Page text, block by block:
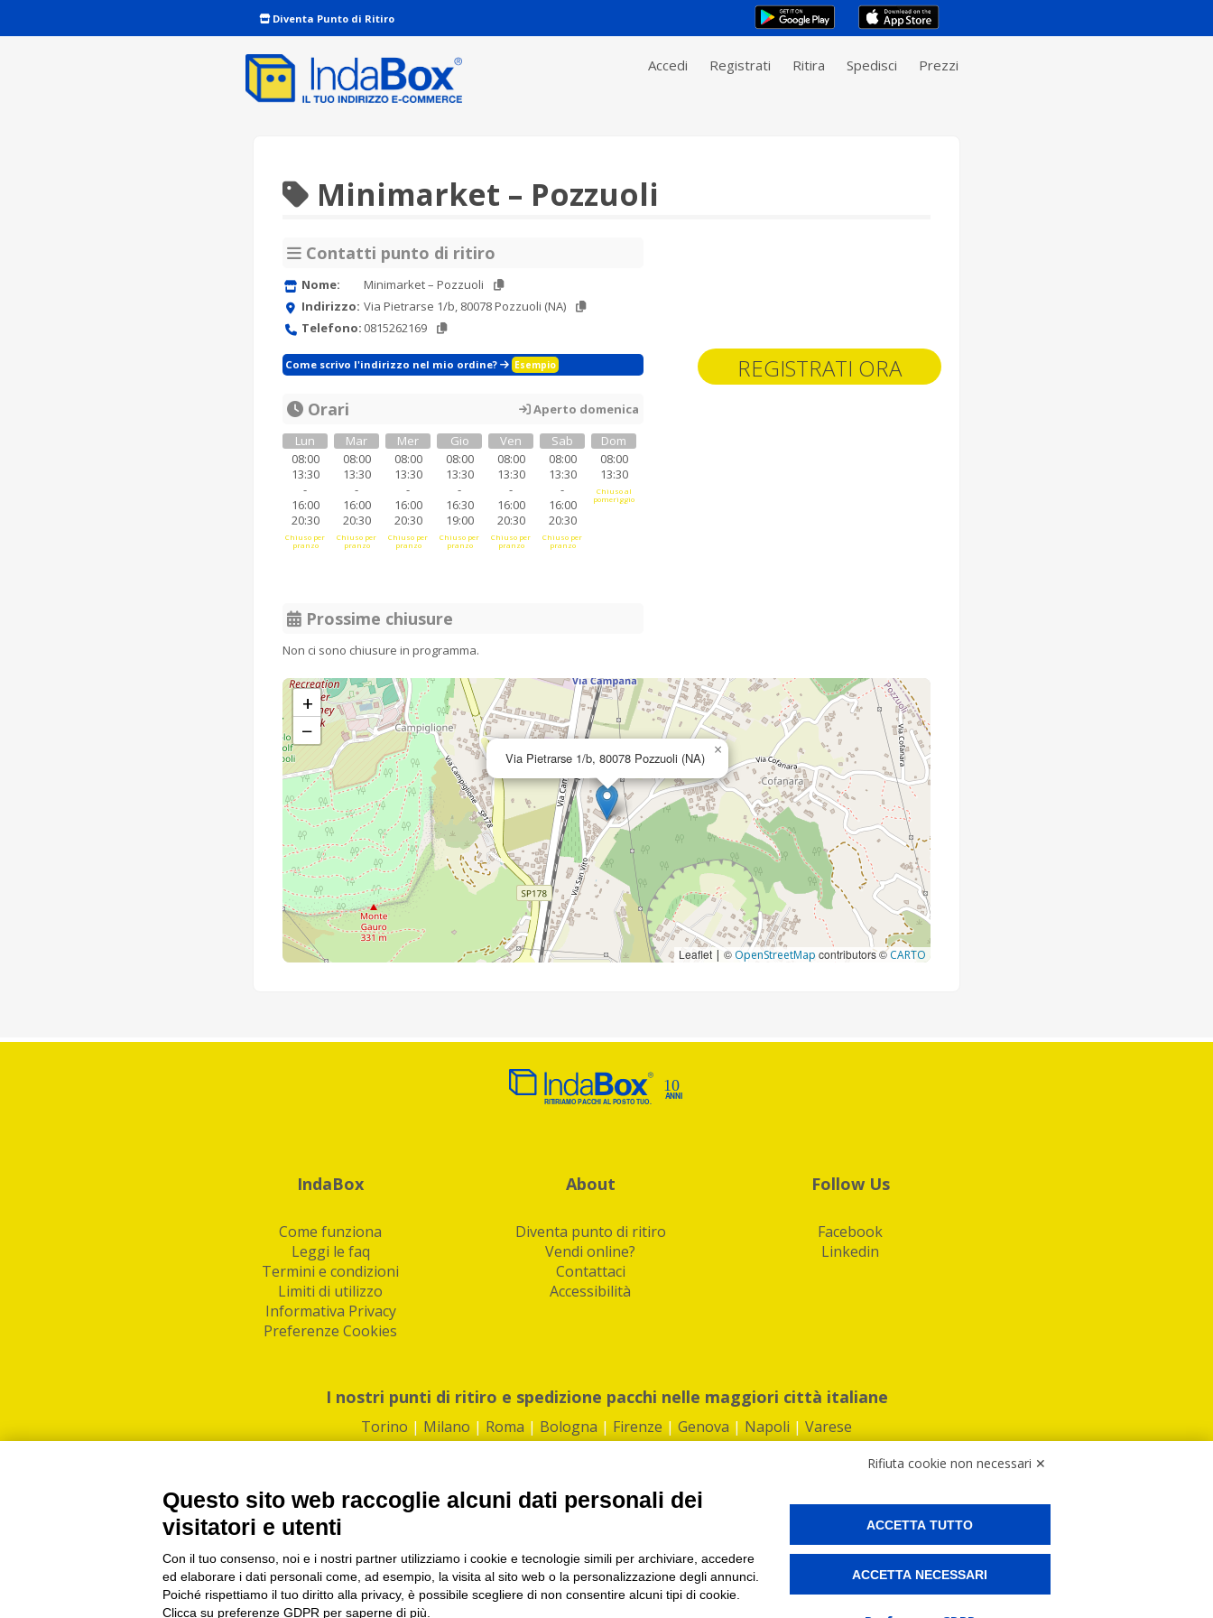
Diventa Punto di Ritiro
Accedi Registrati Ritira Spedisci Prezzi
REGISTRATI ORA
Minimarket – Pozzuoli
Contatti punto di ritiro
Nome:
Minimarket – Pozzuoli
Indirizzo: Via Pietrarse 1/b, 80078 Pozzuoli (NA)
Telefono: 0815262169
Come scrivo l'indirizzo nel mio ordine? Esempio
Orari
Aperto domenica
Lun
08:00
13:30
-
16:00
20:30
Chiuso per
pranzo
Mar
08:00
13:30
-
16:00
20:30
Chiuso per
pranzo
Mer
08:00
13:30
-
16:00
20:30
Chiuso per
pranzo
Gio
08:00
13:30
-
16:30
19:00
Chiuso per
pranzo
Ven
08:00
13:30
-
16:00
20:30
Chiuso per
pranzo
Sab
08:00
13:30
-
16:00
20:30
Chiuso per
pranzo
Dom
08:00
13:30
Chiuso al
pomeriggio
Prossime chiusure
Non ci sono chiusure in programma.
Via Pietrarse 1/b, 80078 Pozzuoli (NA) ×
+
−
Leaflet | © OpenStreetMap contributors ©CARTO
IndaBox
Come funziona
Leggi le faq
Termini e condizioni
Limiti di utilizzo
Informativa Privacy
Preferenze Cookies
About
Diventa punto di ritiro
Vendi online?
Contattaci
Accessibilità
Follow Us
Facebook
Linkedin
I nostri punti di ritiro e spedizione pacchi nelle maggiori città italiane
Torino | Milano | Roma | Bologna | Firenze | Genova | Napoli | Varese
PI/CF/N°Iscr.: 10821360012 | REA: RM 1494760 | Cap.Soc.: 50.000€ |Whistleblowing|Privacy|Preferenze Cookies
IndaBox | Oltre 11.500 punti di ritiro tra Bar, Tabaccai, Edicole e Kipoint per ritirare i tuoi acquisti online e spedire i tuoi pacchi.
Rifiuta cookie non necessari ✕
Questo sito web raccoglie alcuni dati personali dei
visitatori e utenti
Con il tuo consenso, noi e i nostri partner utilizziamo i cookie e tecnologie simili per archiviare, accedere
ed elaborare i dati personali come, ad esempio, la visita al sito web o la personalizzazione degli annunci.
Poiché rispettiamo il tuo diritto alla privacy, è possibile scegliere di non consentire alcuni tipi di cookie.
Clicca su preferenze GDPR per saperne di più.
ACCETTA TUTTO
ACCETTA NECESSARI